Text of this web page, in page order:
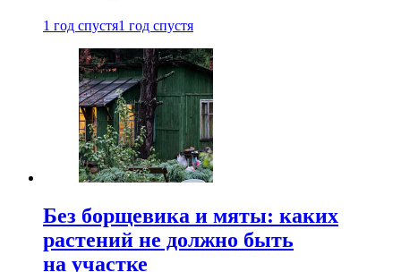
1 год спустя1 год спустя
Без борщевика и мяты: каких
растений не должно быть
на участке